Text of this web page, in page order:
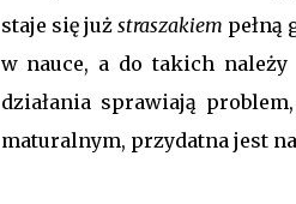
staje się już straszakiem pełną
w nauce, a do takich
działania sprawiają
maturalnym, przydatna jest